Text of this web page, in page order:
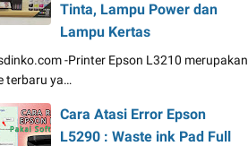
Tinta, Lampu Power dan
Lampu Kertas
-Printer Epson L3210 merupakan
terbaru ya…
Cara Atasi Error Epson
L5290 : Waste ink Pad Full